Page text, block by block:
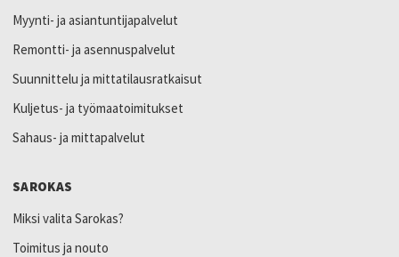
Myynti- ja asiantuntijapalvelut
Remontti- ja asennuspalvelut
Suunnittelu ja mittatilausratkaisut
Kuljetus- ja työmaatoimitukset
Sahaus- ja mittapalvelut
SAROKAS
Miksi valita Sarokas?
Toimitus ja nouto